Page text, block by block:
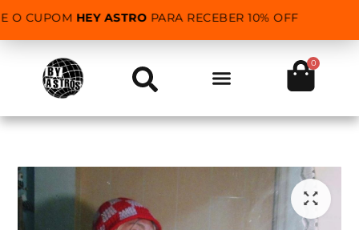
O CUPOMHEY ASTROPARA RECEBER 10% OFF
0